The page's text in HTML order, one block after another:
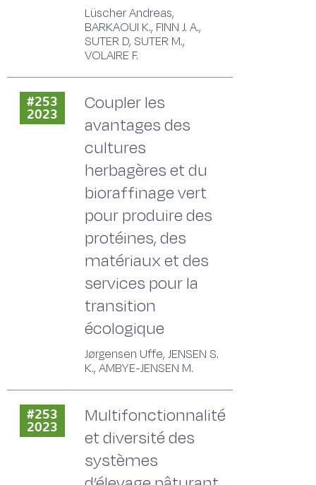
Lüscher Andreas,
BARKAOUI K., FINN J. A.,
SUTER D, SUTER M.,
VOLAIRE F.
#253
2023
Coupler les
avantages des
cultures
herbagères et du
bioraffinage vert
pour produire des
protéines, des
matériaux et des
services pour la
transition
écologique
Jørgensen Uffe, JENSEN S.
K., AMBYE-JENSEN M.
#253
2023
Multifonctionnalité
et diversité des
systèmes